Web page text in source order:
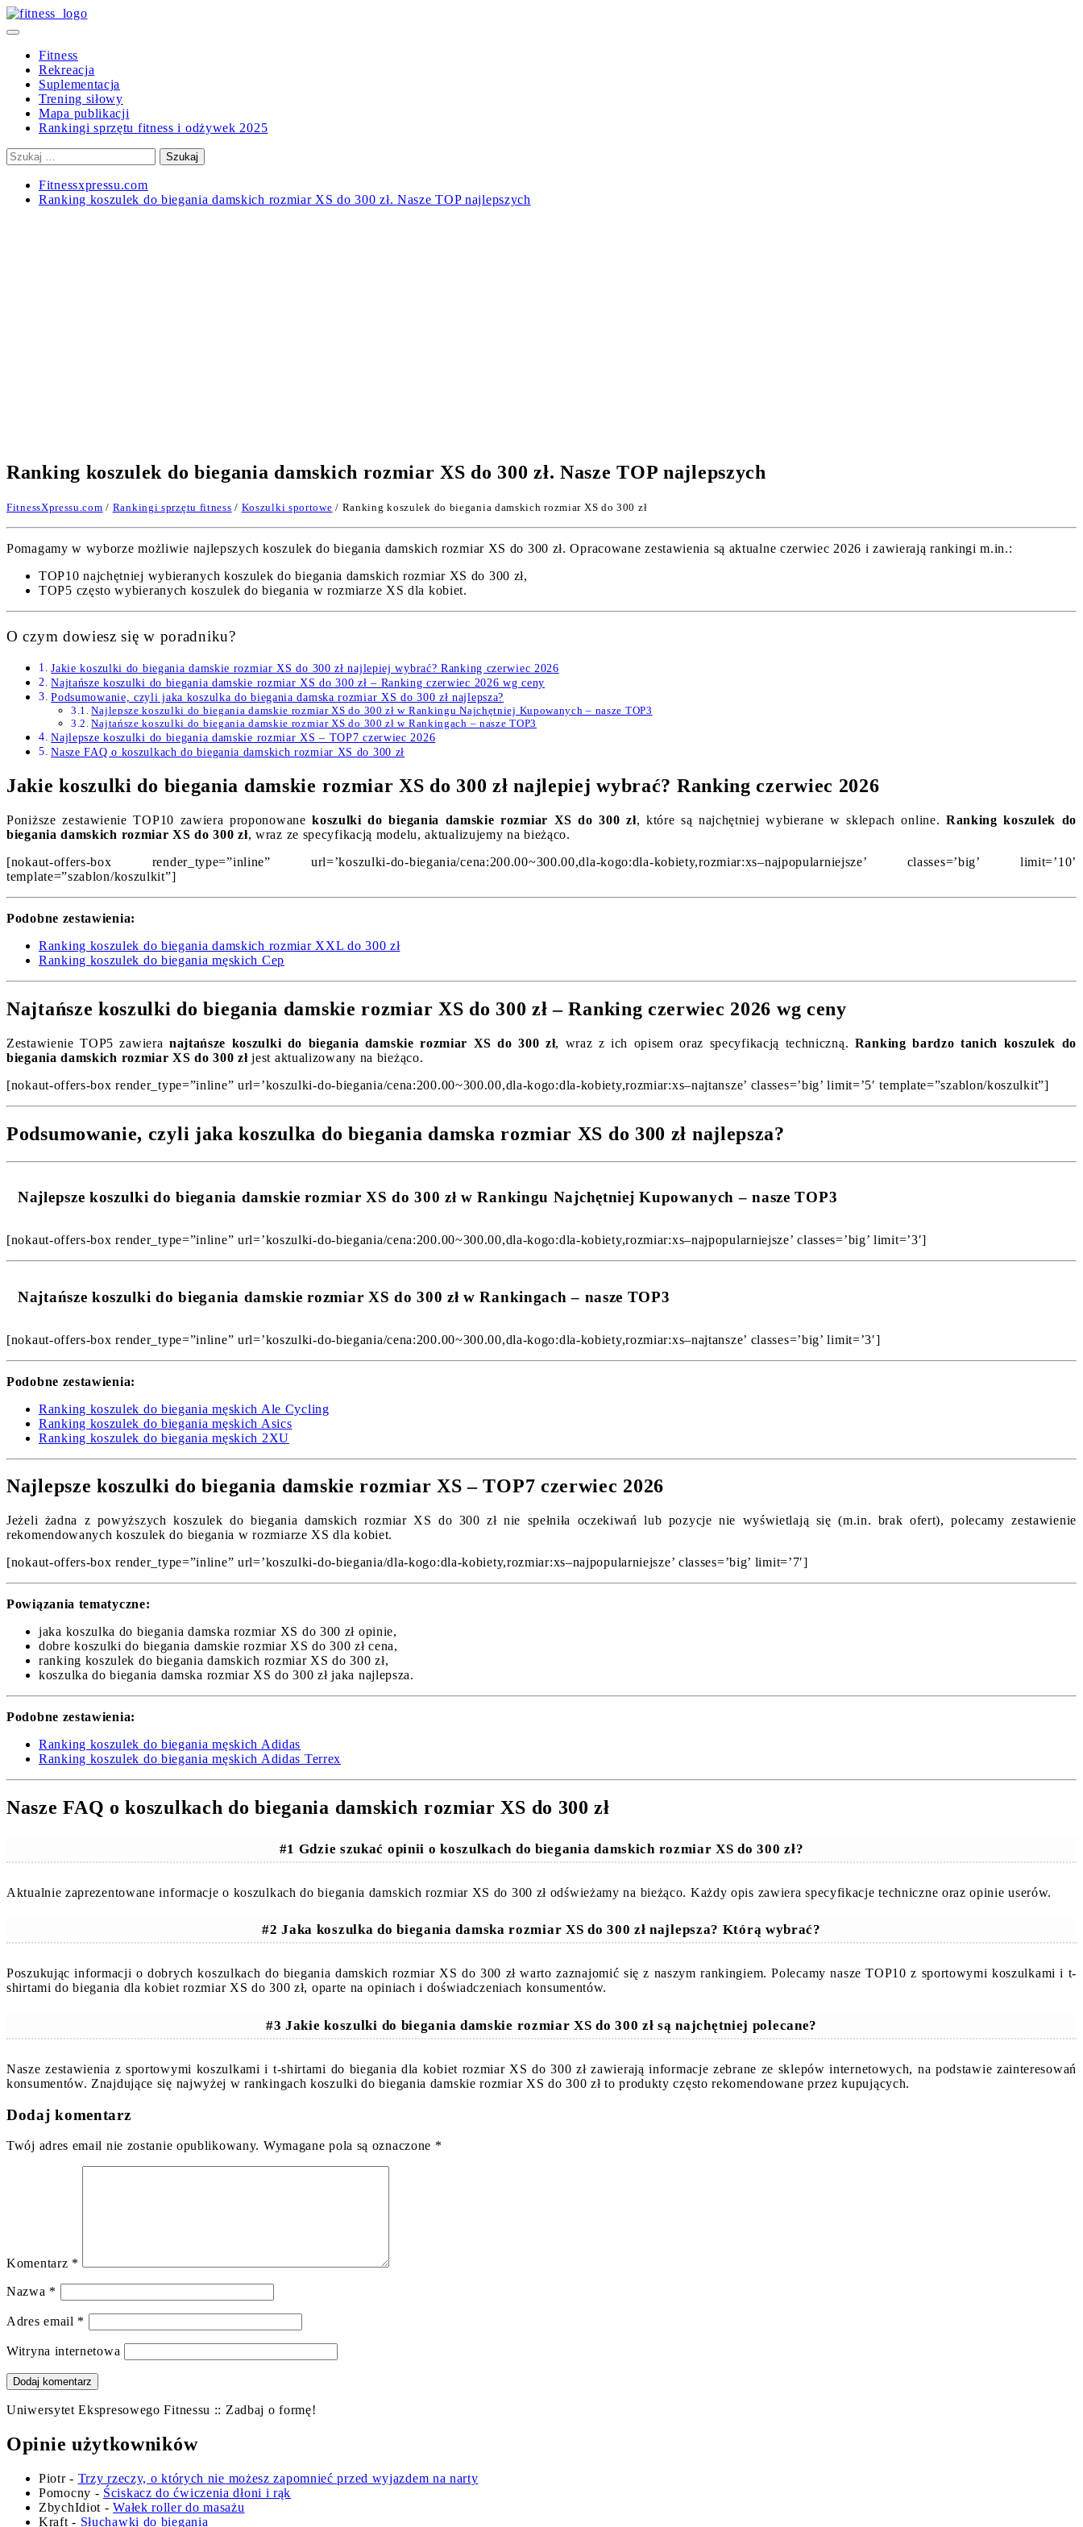
Skip
to
Primary
Fitness
Rekreacja
Suplementacja
Trening siłowy
Mapa publikacji
Rankingi sprzętu fitness i odżywek 2025
Szukaj:
Fitnessxpressu.com
Ranking koszulek do biegania damskich rozmiar XS do 300 zł. Nasze TOP najlepszych
Ranking koszulek do biegania damskich rozmiar XS do 300 zł. Nasze TOP najlepszych
FitnessXpressu.com / Rankingi sprzętu fitness / Koszulki sportowe / Ranking koszulek do biegania damskich rozmiar XS do 300 zł
Pomagamy w wyborze możliwie najlepszych koszulek do biegania damskich rozmiar XS do 300 zł. Opracowane zestawienia są aktualne czerwiec 2026 i zawierają rankingi m.in.:
TOP10 najchętniej wybieranych koszulek do biegania damskich rozmiar XS do 300 zł,
TOP5 często wybieranych koszulek do biegania w rozmiarze XS dla kobiet.
O czym dowiesz się w poradniku?
Jakie koszulki do biegania damskie rozmiar XS do 300 zł najlepiej wybrać? Ranking czerwiec 2026
Najtańsze koszulki do biegania damskie rozmiar XS do 300 zł – Ranking czerwiec 2026 wg ceny
Podsumowanie, czyli jaka koszulka do biegania damska rozmiar XS do 300 zł najlepsza?
Najlepsze koszulki do biegania damskie rozmiar XS do 300 zł w Rankingu Najchętniej Kupowanych – nasze TOP3
Najtańsze koszulki do biegania damskie rozmiar XS do 300 zł w Rankingach – nasze TOP3
Najlepsze koszulki do biegania damskie rozmiar XS – TOP7 czerwiec 2026
Nasze FAQ o koszulkach do biegania damskich rozmiar XS do 300 zł
Jakie koszulki do biegania damskie rozmiar XS do 300 zł najlepiej wybrać? Ranking czerwiec 2026
Poniższe zestawienie TOP10 zawiera proponowanekoszulki do biegania damskie rozmiar XS do 300 zł, które są najchętniej wybierane w sklepach online. Ranking koszulek do
biegania damskich rozmiar XS do 300 zł, wraz ze specyfikacją modelu, aktualizujemy na bieżąco.
[nokaut-offers-box render_type=”inline” url=’koszulki-do-biegania/cena:200.00~300.00,dla-kogo:dla-kobiety,rozmiar:xs–najpopularniejsze’ classes=’big’ limit=’10’
template=”szablon/koszulkit”]
Podobne zestawienia:
Ranking koszulek do biegania damskich rozmiar XXL do 300 zł
Ranking koszulek do biegania męskich Cep
Najtańsze koszulki do biegania damskie rozmiar XS do 300 zł – Ranking czerwiec 2026 wg ceny
Zestawienie TOP5 zawiera najtańsze koszulki do biegania damskie rozmiar XS do 300 zł, wraz z ich opisem oraz specyfikacją techniczną. Ranking bardzo tanich koszulek do
biegania damskich rozmiar XS do 300 złjest aktualizowany na bieżąco.
[nokaut-offers-box render_type=”inline” url=’koszulki-do-biegania/cena:200.00~300.00,dla-kogo:dla-kobiety,rozmiar:xs–najtansze’ classes=’big’ limit=’5′ template=”szablon/koszulkit”]
Podsumowanie, czyli jaka koszulka do biegania damska rozmiar XS do 300 zł najlepsza?
Najlepsze koszulki do biegania damskie rozmiar XS do 300 zł w Rankingu Najchętniej Kupowanych – nasze TOP3
[nokaut-offers-box render_type=”inline” url=’koszulki-do-biegania/cena:200.00~300.00,dla-kogo:dla-kobiety,rozmiar:xs–najpopularniejsze’ classes=’big’ limit=’3′]
Najtańsze koszulki do biegania damskie rozmiar XS do 300 zł w Rankingach – nasze TOP3
[nokaut-offers-box render_type=”inline” url=’koszulki-do-biegania/cena:200.00~300.00,dla-kogo:dla-kobiety,rozmiar:xs–najtansze’ classes=’big’ limit=’3′]
Podobne zestawienia:
Ranking koszulek do biegania męskich Ale Cycling
Ranking koszulek do biegania męskich Asics
Ranking koszulek do biegania męskich 2XU
Najlepsze koszulki do biegania damskie rozmiar XS – TOP7 czerwiec 2026
Jeżeli żadna z powyższych koszulek do biegania damskich rozmiar XS do 300 zł nie spełniła oczekiwań lub pozycje nie wyświetlają się (m.in. brak ofert), polecamy zestawienie
rekomendowanych koszulek do biegania w rozmiarze XS dla kobiet.
[nokaut-offers-box render_type=”inline” url=’koszulki-do-biegania/dla-kogo:dla-kobiety,rozmiar:xs–najpopularniejsze’ classes=’big’ limit=’7′]
Powiązania tematyczne:
jaka koszulka do biegania damska rozmiar XS do 300 zł opinie,
dobre koszulki do biegania damskie rozmiar XS do 300 zł cena,
ranking koszulek do biegania damskich rozmiar XS do 300 zł,
koszulka do biegania damska rozmiar XS do 300 zł jaka najlepsza.
Podobne zestawienia:
Ranking koszulek do biegania męskich Adidas
Ranking koszulek do biegania męskich Adidas Terrex
Nasze FAQ o koszulkach do biegania damskich rozmiar XS do 300 zł
#1 Gdzie szukać opinii o koszulkach do biegania damskich rozmiar XS do 300 zł?
Aktualnie zaprezentowane informacje o koszulkach do biegania damskich rozmiar XS do 300 zł odświeżamy na bieżąco. Każdy opis zawiera specyfikacje techniczne oraz opinie userów.
#2 Jaka koszulka do biegania damska rozmiar XS do 300 zł najlepsza? Którą wybrać?
Poszukując informacji o dobrych koszulkach do biegania damskich rozmiar XS do 300 zł warto zaznajomić się z naszym rankingiem. Polecamy nasze TOP10 z sportowymi koszulkami i t-
shirtami do biegania dla kobiet rozmiar XS do 300 zł, oparte na opiniach i doświadczeniach konsumentów.
#3 Jakie koszulki do biegania damskie rozmiar XS do 300 zł są najchętniej polecane?
Nasze zestawienia z sportowymi koszulkami i t-shirtami do biegania dla kobiet rozmiar XS do 300 zł zawierają informacje zebrane ze sklepów internetowych, na podstawie zainteresowań
konsumentów. Znajdujące się najwyżej w rankingach koszulki do biegania damskie rozmiar XS do 300 zł to produkty często rekomendowane przez kupujących.
Dodaj komentarz
Twój adres email nie zostanie opublikowany. Wymagane pola są oznaczone *
Komentarz *
Nazwa *
Adres email *
Witryna internetowa
Uniwersytet Ekspresowego Fitnessu :: Zadbaj o formę!
Opinie użytkowników
Piotr- Trzy rzeczy, o których nie możesz zapomnieć przed wyjazdem na narty
Pomocny - Ściskacz do ćwiczenia dłoni i rąk
ZbychIdiot -Wałek roller do masażu
Kraft - Słuchawki do biegania